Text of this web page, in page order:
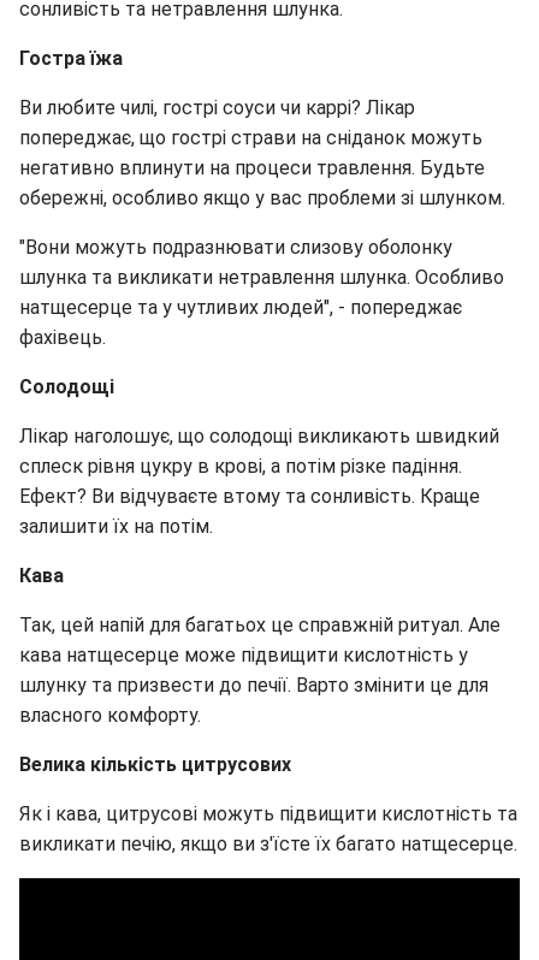
сонливість та нетравлення шлунка.
Гостра їжа
Ви любите чилі, гострі соуси чи каррі? Лікар
попереджає, що гострі страви на сніданок можуть
негативно вплинути на процеси травлення. Будьте
обережні, особливо якщо у вас проблеми зі шлунком.
"Вони можуть подразнювати слизову оболонку
шлунка та викликати нетравлення шлунка. Особливо
натщесерце та у чутливих людей", - попереджає
фахівець.
Солодощі
Лікар наголошує, що солодощі викликають швидкий
сплеск рівня цукру в крові, а потім різке падіння.
Ефект? Ви відчуваєте втому та сонливість. Краще
залишити їх на потім.
Кава
Так, цей напій для багатьох це справжній ритуал. Але
кава натщесерце може підвищити кислотність у
шлунку та призвести до печії. Варто змінити це для
власного комфорту.
Велика кількість цитрусових
Як і кава, цитрусові можуть підвищити кислотність та
викликати печію, якщо ви з'їсте їх багато натщесерце.